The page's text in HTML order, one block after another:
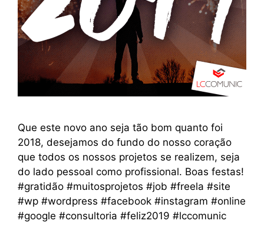
Que este novo ano seja tão bom quanto foi
2018, desejamos do fundo do nosso coração
que todos os nossos projetos se realizem, seja
do lado pessoal como profissional. Boas festas!
#gratidão #muitosprojetos #job #freela #site
#wp #wordpress #facebook #instagram #online
#google #consultoria #feliz2019 #lccomunic